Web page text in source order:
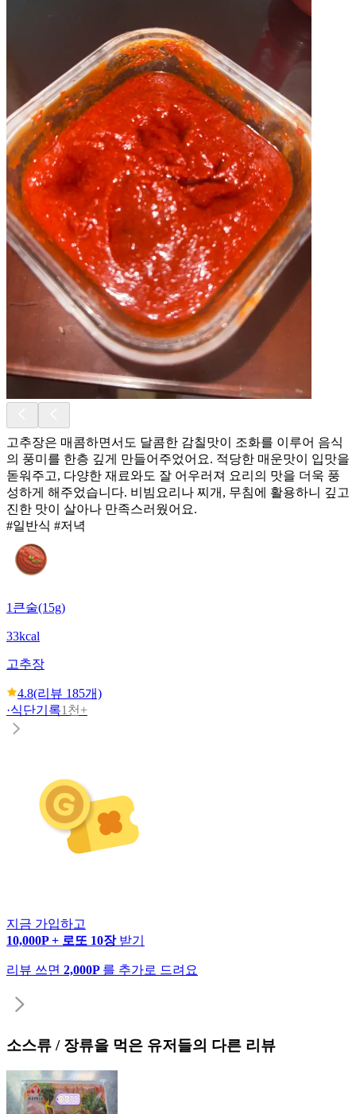
고추장은 매콤하면서도 달콤한 감칠맛이 조화를 이루어 음식
의 풍미를 한층 깊게 만들어주었어요. 적당한 매운맛이 입맛을
돋워주고, 다양한 재료와도 잘 어우러져 요리의 맛을 더욱 풍
성하게 해주었습니다. 비빔요리나 찌개, 무침에 활용하니 깊고
진한 맛이 살아나 만족스러웠어요.
#일반식 #저녁
1큰술(15g)
33kcal
고추장
4.8(리뷰 185개)
·식단기록1천+
지금 가입하고
10,000P + 로또 10장 받기
리뷰 쓰면 2,000P 를 추가로 드려요
소스류 / 장류을 먹은 유저들의 다른 리뷰